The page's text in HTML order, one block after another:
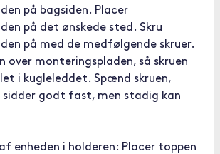
på bagsiden. Placer
på det ønskede sted. Skru
på med de medfølgende skruer.
over monteringspladen, så skruen
i kugleleddet. Spænd skruen,
sidder godt fast, men stadig kan
enheden i holderen: Placer toppen